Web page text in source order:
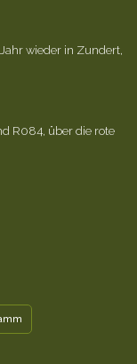
Jahr wieder in Zundert,
R084, über die rote